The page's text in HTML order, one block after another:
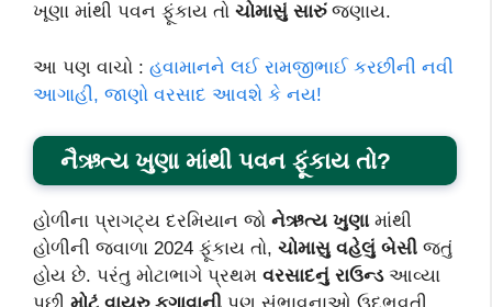
ખૂણા માંથી પવન ફૂંકાય તો ચોમાસું સારુંજણાય.
આ પણ વાચો : હવામાનને લઈ રામજીભાઈ કરછીની નવી
આગાહી, જાણો વરસાદ આવશે કે નય!
નૈઋત્ય ખુણા માંથી પવન ફૂંકાય તો?
હોળીના પ્રાગટ્ય દરમિયાન જો નેઋત્ય ખુણામાંથી
હોળીની જ્વાળા 2024 ફૂંકાય તો, ચોમાસુ વહેલું બેસી જતું
હોય છે. પરંતુ મોટાભાગે પ્રથમ વરસાદનું રાઉન્ડ આવ્યા